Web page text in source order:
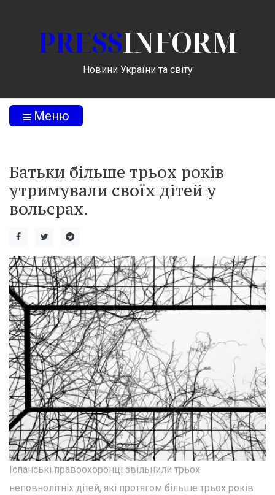
PRESSINFORM
Новини України та світу
Меню
Батьки більше трьох років
утримували своїх дітей у
вольєрах.
Іспанські правоохоронці звільнили трьох
неповнолітніх дітей, які протягом більше трьох років